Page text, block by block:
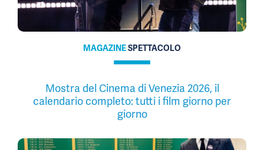
MAGAZINESPETTACOLO
Mostra del Cinema di Venezia 2026, il
calendario completo: tutti i film giorno per
giorno